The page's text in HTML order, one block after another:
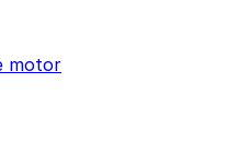
motor